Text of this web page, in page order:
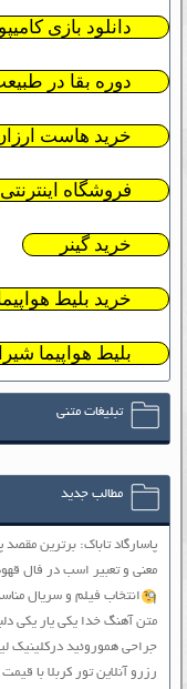
دانلود بازی
دوره بقا در
خرید هاست
فروشگاه اینترنتی
خرید گینر
خرید بلیط
بلیط هواپیما
تبلیغات متنی
مطالب جدید
پاسارگاد تاباک: برترین
معنی و تعبیر اسب در فال
انتخاب فیلم و سریال
متن آهنگ خدا یکی یار یکی
جراحی هموروئید درکلینیک
رزرو آنلاین تور کربلا با